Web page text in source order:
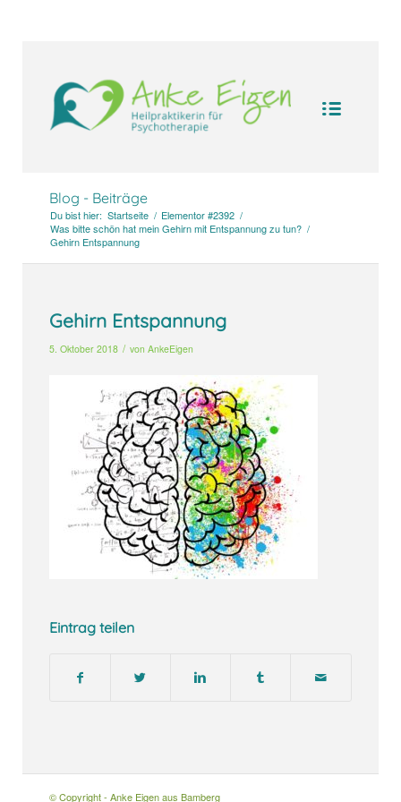
Blog - Beiträge
Du bist hier: Startseite / Elementor #2392 /
Was bitte schön hat mein Gehirn mit Entspannung zu tun? /
Gehirn Entspannung
Gehirn Entspannung
5. Oktober 2018 / von AnkeEigen
Eintrag teilen
© Copyright - Anke Eigen aus Bamberg